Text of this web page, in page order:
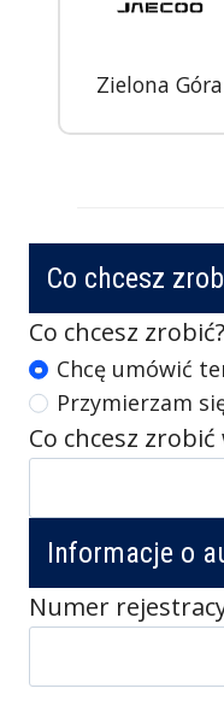
Zielona Góra
Co chcesz
Co chcesz zrobić?
A
k
c
a
Chcę umówić
Przymierzam
Co chcesz zrobić
Informacje o
Numer